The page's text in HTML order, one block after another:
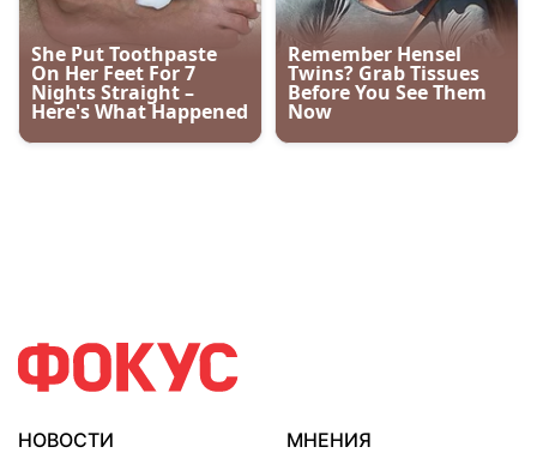
НОВОСТИ
МНЕНИЯ